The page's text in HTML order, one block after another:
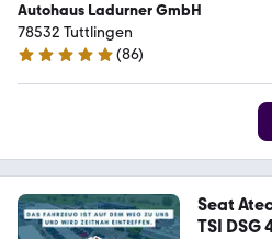
Autohaus Ladurner GmbH
78532 Tuttlingen
4.8 Sterne
(86)
Seat
TSI DSG